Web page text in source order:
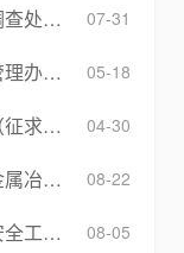
07-31
议稿）
05-18
联合激...
04-30
求意见
08-22
求意见...
08-05
见稿）...